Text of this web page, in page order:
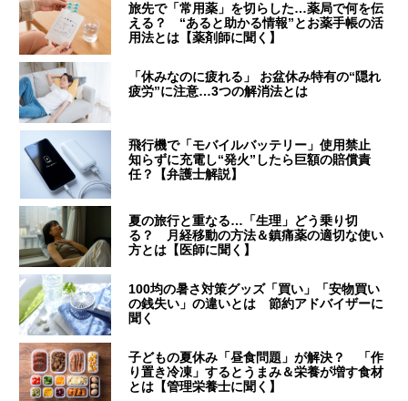
旅先で「常用薬」を切らした…薬局で何を伝
える？ “あると助かる情報”とお薬手帳の活
用法とは【薬剤師に聞く】
「休みなのに疲れる」 お盆休み特有の“隠れ
疲労”に注意…3つの解消法とは
飛行機で「モバイルバッテリー」使用禁止
知らずに充電し“発火”したら巨額の賠償責
任？【弁護士解説】
夏の旅行と重なる…「生理」どう乗り切
る？ 月経移動の方法＆鎮痛薬の適切な使い
方とは【医師に聞く】
100均の暑さ対策グッズ「買い」「安物買い
の銭失い」の違いとは 節約アドバイザーに
聞く
子どもの夏休み「昼食問題」が解決？ 「作
り置き冷凍」するとうまみ＆栄養が増す食材
とは【管理栄養士に聞く】